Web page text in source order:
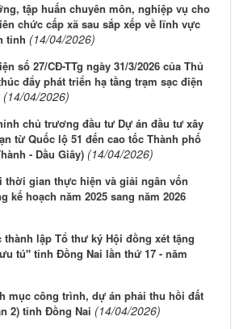
tập huấn chuyên môn, nghiệp vụ cho
chức cấp xã sau sắp xếp về lĩnh vực
tỉnh (14/04/2026)
số 27/CĐ-TTg ngày 31/3/2026 của Thủ
đẩy phát triển hạ tầng trạm sạc điện
(14/04/2026)
chủ trương đầu tư Dự án đầu tư xây
từ Quốc lộ 51 đến cao tốc Thành phố
- Dầu Giây) (14/04/2026)
thời gian thực hiện và giải ngân vốn
kế hoạch năm 2025 sang năm 2026
thành lập Tổ thư ký Hội đồng xét tặng
tú" tỉnh Đồng Nai lần thứ 17 - năm
mục công trình, dự án phải thu hồi đất
2) tỉnh Đồng Nai (14/04/2026)